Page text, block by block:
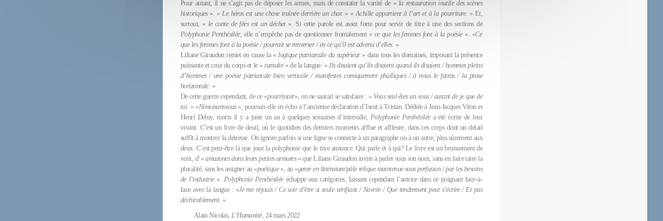
Pour autant, il ne s’agit pas de déposer les armes, mais de constater la vanité de « la restauration inutile des scènes
historiques ». «Le héros est une chose traînée derrière un char.» «Achille appartient à l’art et à la pourriture. » Et,
surtout, « le conte de fées est un déchet». Si cette parole est assez forte pour servir de titre à une des sections de
Polyphonie Penthésilée, elle n’empêche pas de questionner frontalement « ce que les femmes font à la poésie». «Ce
que les femmes font à la poésie / pourrait se renverser / en ce qu’il est advenu d’elles. »
Liliane Giraudon remet en cause la « logique patriarcale du supérieur» dans tous les domaines, imposant la présence
puissante et crue du corps et le «tumulte » de la langue. «Ils disaient qu’ils disaient quand ils disaient / hommes pleins
d’hommes / une poésie patriarcale bien verticale / manifestes comiquement phalliques / à nous le fatras / la prose
horizontale. »
De cette guerre cependant, de ce «pourrissoir», on ne saurait se satisfaire : « Vous seul êtes un vous / autant de je que de
toi. » «Nimoisansvous », poursuit-elle en écho à l’ancienne déclaration d’Iseut à Tristan. Dédiée à Jean-Jacques Viton et
Henri Deluy, morts il y a juste un an à quelques semaines d’intervalle, Polyphonie Penthésiléea été écrite de leur
vivant. C’est un livre de deuil, où le quotidien des derniers moments afflue et affleure, dans ces corps dont un détail
suffît à montrer la détresse. On ignore parfois si une ligne se connecte à un paragraphe ou à un autre, plus sûrement aux
deux. C’est peut-être là que joue la polyphonie que le titre annonce. Qui parle et à qui? Le livre est un bruissement de
voix, d’«amazones dans leurs petites armures» que Liliane Giraudon invite à parler sous son nom, sans en faire taire la
pluralité, sans les assigner au «poétique », au «genre en littérature/pâle relique maintenue sous perfusion / par les besoins
de l’industrie ». Polyphonie Penthésilée échappe aux catégories, laissant cependant l’autrice dans ce poignant face-à-
face avec la langue : «Je me réjouis / Ce soir d’être si seule vérifiant / Navrée / Que tendrement peut s’écrire / Et pas
déchirablement. »
Alain Nicolas,L’Humanité, 24 mars 2022